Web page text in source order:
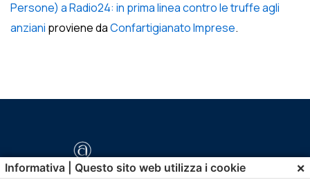
Persone) a Radio24: in prima linea contro le truffe agli
anziani proviene daConfartigianato Imprese.
Informativa | Questo sito web utilizza i cookie ×